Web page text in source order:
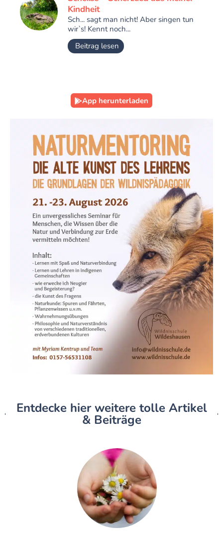
Kindheit
Sch... sagt man nicht! Aber singen tun
wir`s! Kennt noch...
Beitrag lesen
App herunterladen
Entdecke hier weitere tolle Artikel
& Beiträge